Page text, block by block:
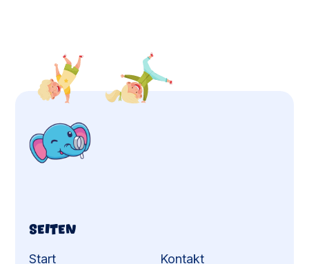
Seiten
Start Kontakt